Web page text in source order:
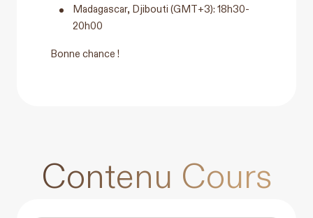
Madagascar, Djibouti (GMT+3): 18h30-
20h00
Bonne chance !
Contenu Cours